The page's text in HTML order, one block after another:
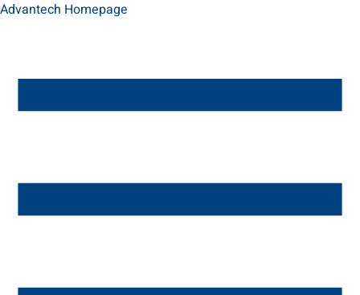
Advantech Homepage